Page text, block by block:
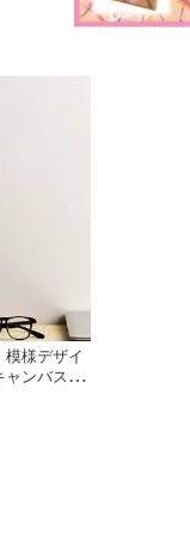
模様デザイ
ンバス 10
柄 絵画
しゃれ か